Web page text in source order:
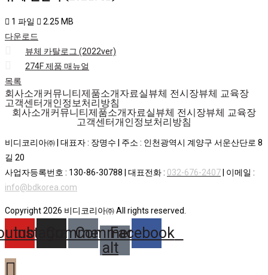
1 파일
2.25 MB
다운로드
뷰체 카탈로그 (2022ver)
274F 제품 매뉴얼
목록
회사소개커뮤니티제품소개자료실뷰체 전시장뷰체 교육장
고객센터개인정보처리방침
회사소개커뮤니티제품소개자료실뷰체 전시장뷰체 교육장
고객센터개인정보처리방침
비디코리아㈜ | 대표자 : 장명수 | 주소 : 인천광역시 계양구 서운산단로 8
길 20
사업자등록번호 : 130-86-30788 | 대표전화 : 032-676-2407| 이메일 :
info@bdkorea.com
Copyright 2026 비디코리아㈜ All rights reserved.
InstagramComment
Comment-
alt
Facebook